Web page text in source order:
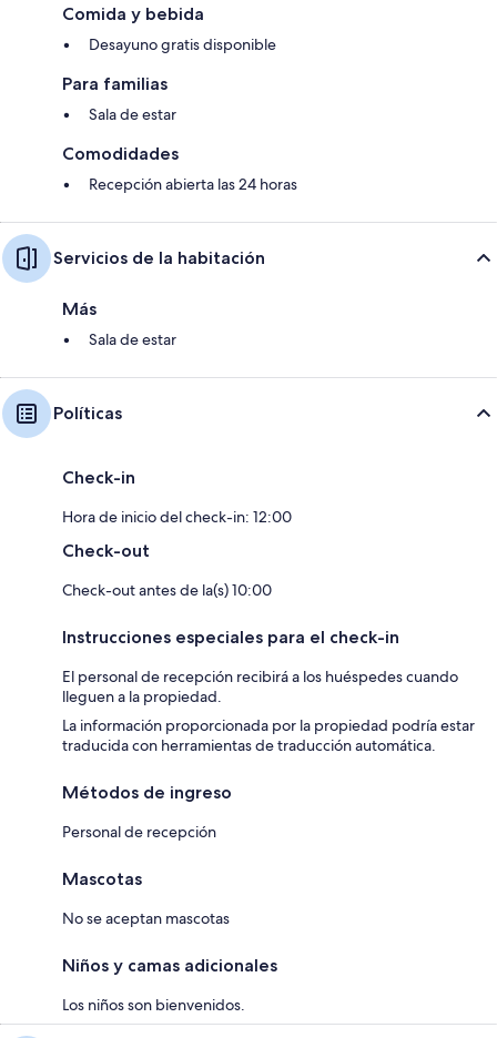
Comida y bebida
Desayuno gratis disponible
Para familias
Sala de estar
Comodidades
Recepción abierta las 24 horas
Servicios de la habitación
Más
Sala de estar
Políticas
Check-in
Hora de inicio del check-in: 12:00
Check-out
Check-out antes de la(s) 10:00
Instrucciones especiales para el check-in
El personal de recepción recibirá a los huéspedes cuando
lleguen a la propiedad.
La información proporcionada por la propiedad podría estar
traducida con herramientas de traducción automática.
Métodos de ingreso
Personal de recepción
Mascotas
No se aceptan mascotas
Niños y camas adicionales
Los niños son bienvenidos.